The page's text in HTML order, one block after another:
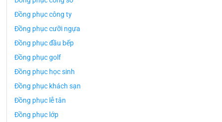
Đồng phục công ty
Đồng phục cưỡi ngựa
Đồng phục đầu bếp
Đồng phục golf
Đồng phục học sinh
Đồng phục khách sạn
Đồng phục lễ tân
Đồng phục lớp